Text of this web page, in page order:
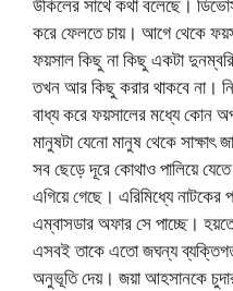
করে ফেলতে চায়। আগে থেকে
ফয়সাল কিছু না কিছু একটা
তখন আর কিছু করার থাকবে না।
বাধ্য করে ফয়সালের মধ্যে কোন
মানুষটা যেনো মানুষ থেকে সাক্ষাৎ
সব ছেড়ে দূরে কোথাও পালিয়ে
এগিয়ে গেছে। এরিমিধ্যে নাটকের
এম্বাসডার অফার সে পাচ্ছে।
এসবই তাকে এতো জঘন্য
অনুভূতি দেয়। জয়া আহসানকে